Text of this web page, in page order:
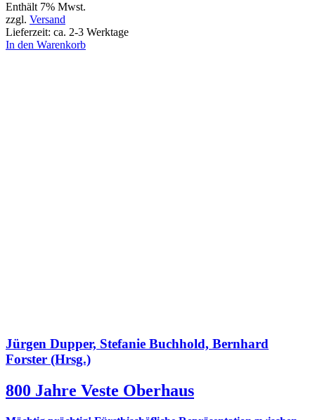
Enthält 7% Mwst.
zzgl. Versand
Lieferzeit: ca. 2-3 Werktage
In den Warenkorb
Jürgen Dupper, Stefanie Buchhold, Bernhard
Forster (Hrsg.)
800 Jahre Veste Oberhaus